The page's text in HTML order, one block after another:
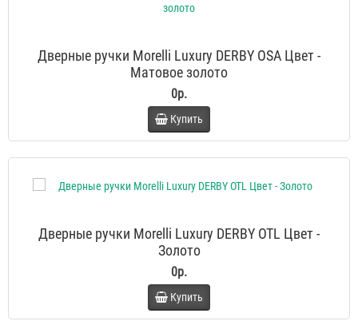
Дверные ручки Morelli Luxury DERBY OSA Цвет -
Матовое золото
0р.
Купить
Дверные ручки Morelli Luxury DERBY OTL Цвет -
Золото
0р.
Купить